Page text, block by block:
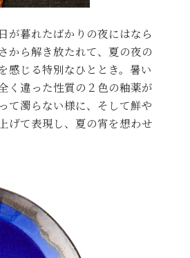
が暮れたばかりの夜にはなら
から解き放たれて、夏の夜の
感じる特別なひととき。暑い
く違った性質の２色の釉薬が
て濁らない様に、そして鮮や
げて表現し、夏の宵を想わせ